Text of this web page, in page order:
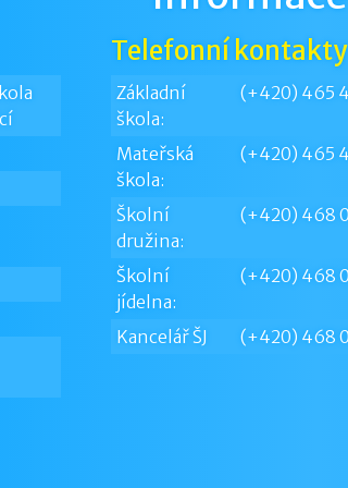
Telefonní kontakty
Základní
škola:
(+420) 465
Mateřská
škola:
(+420) 465
Školní
družina:
(+420) 468
Školní
jídelna:
(+420) 468
Kancelář ŠJ (+420) 468